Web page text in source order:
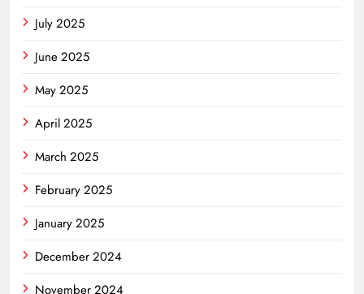
July 2025
June 2025
May 2025
April 2025
March 2025
February 2025
January 2025
December 2024
November 2024